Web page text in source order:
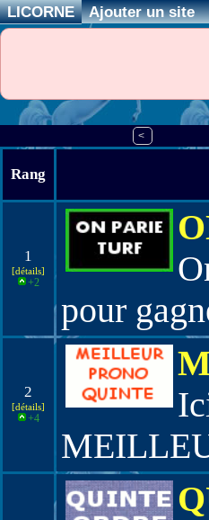
LICORNE Ajouter un site
<
Rang
1
[détails]
+2
pour
2
[détails]
+4